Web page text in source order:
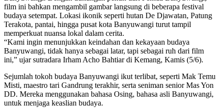
film ini bahkan mengambil gambar langsung di beberapa festival
budaya setempat. Lokasi ikonik seperti hutan De Djawatan, Patung
Terakota, pantai, hingga pusat kota Banyuwangi turut tampil
memperkuat nuansa lokal dalam cerita.
“Kami ingin menunjukkan keindahan dan kekayaan budaya
Banyuwangi, tidak hanya sebagai latar, tapi sebagai ruh dari film
ini,” ujar sutradara Irham Acho Bahtiar di Kemang, Kamis (5/6).
Sejumlah tokoh budaya Banyuwangi ikut terlibat, seperti Mak Temu
Misti, maestro tari Gandrung terakhir, serta seniman senior Mas Yon
DD. Mereka menggunakan bahasa Osing, bahasa asli Banyuwangi,
untuk menjaga keaslian budaya.